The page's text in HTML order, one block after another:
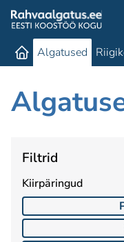
Algatused
Filtrid
Kiirpäringud